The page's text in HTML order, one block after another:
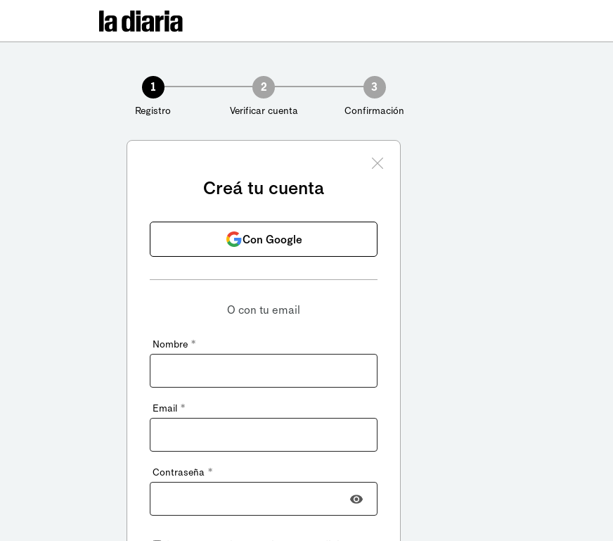
1
Registro
2
Verificar cuenta
3
Confirmación
Creá tu cuenta
Con Google
O con tu email
Nombre *
Email *
Contraseña *